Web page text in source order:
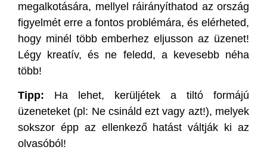
megalkotására, mellyel ráirányíthatod az ország
figyelmét erre a fontos problémára, és elérheted,
hogy minél több emberhez eljusson az üzenet!
Légy kreatív, és ne feledd, a kevesebb néha
több!
Tipp: Ha lehet, kerüljétek a tiltó formájú
üzeneteket (pl: Ne csináld ezt vagy azt!), melyek
sokszor épp az ellenkező hatást váltják ki az
olvasóból!